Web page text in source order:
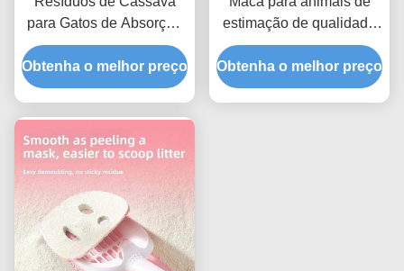
para Gatos de Absorção
Rápida que
proporcionam controle
eficaz do odor para casas
Obtenha o melhor preço
estimação de qualidade
premium Maca para gatos
com baixo rastreamento e
forte ação de
Obtenha o melhor preço